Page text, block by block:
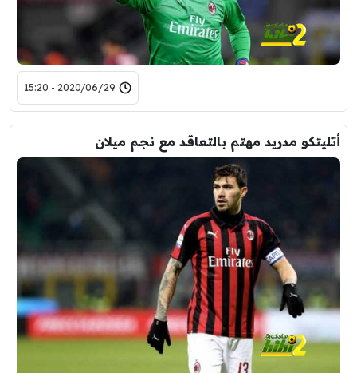
2020/06/29 - 15:20
أتليتكو مدريد مهتم بالتعاقد مع نجم ميلان